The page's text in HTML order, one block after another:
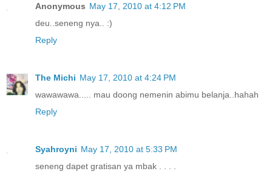
Anonymous May 17, 2010 at 4:12 PM
deu..seneng nya.. :)
Reply
The Michi May 17, 2010 at 4:24 PM
wawawawa..... mau doong nemenin abimu belanja..hahah
Reply
Syahroyni May 17, 2010 at 5:33 PM
seneng dapet gratisan ya mbak . . . .